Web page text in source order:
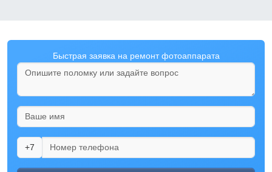
Быстрая заявка на ремонт фотоаппарата
+7